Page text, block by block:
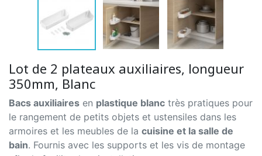
Lot de 2 plateaux auxiliaires, longueur
350mm, Blanc
Bacs auxiliaires en plastique blanc très pratiques pour
le rangement de petits objets et ustensiles dans les
armoires et les meubles de la cuisine et la salle de
bain. Fournis avec les supports et les vis de montage